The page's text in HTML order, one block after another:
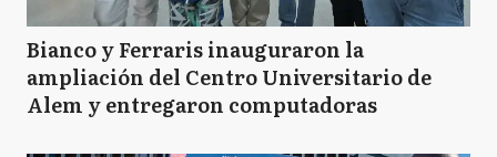
Bianco y Ferraris inauguraron la
ampliación del Centro Universitario de
Alem y entregaron computadoras